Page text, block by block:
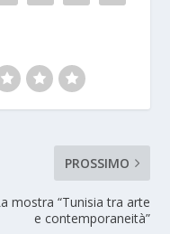
PROSSIMO
mostra “Tunisia tra arte
e contemporaneità”